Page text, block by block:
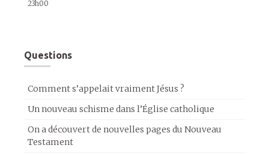
23h00
Questions
Comment s’appelait vraiment Jésus ?
Un nouveau schisme dans l’Église catholique
On a découvert de nouvelles pages du Nouveau
Testament